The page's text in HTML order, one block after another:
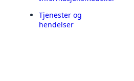
Tjenester og
hendelser